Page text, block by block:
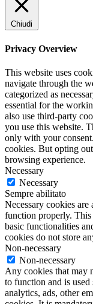
Chiudi
Privacy Overview
This website uses
navigate through the
categorized as
essential for the
also use third-party
you use this website.
only with your
cookies. But opting
browsing experience.
Necessary
Necessary
Sempre abilitato
Necessary cookies
function properly. This
basic functionalities
cookies do not store
Non-necessary
Non-necessary
Any cookies that may
to function and is
analytics, ads, other